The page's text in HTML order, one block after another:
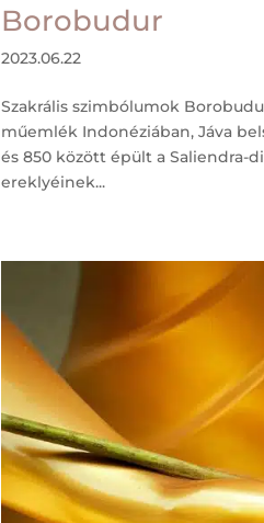
Borobudur
2023.06.22
Szakrális szimbólumok
műemlék Indonéziában, Jáva
és 850 között épült a Saliendra-
ereklyéinek...